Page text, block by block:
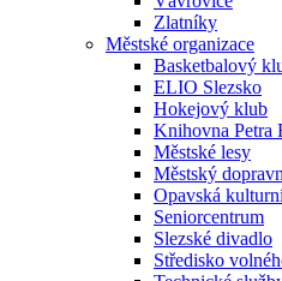
Zlatníky
Městské organizace
Basketbalový
ELIO Slezsko
Hokejový klub
Knihovna Petra
Městské lesy
Městský
Opavská
Seniorcentrum
Slezské divadlo
Středisko